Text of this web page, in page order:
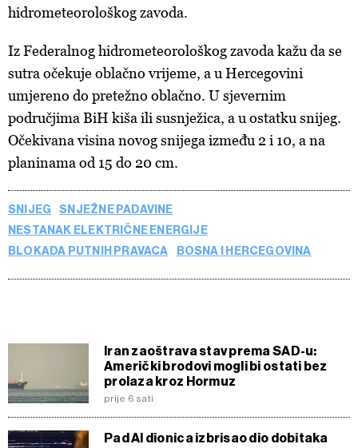
hidrometeorološkog zavoda.
Iz Federalnog hidrometeorološkog zavoda kažu da se
sutra očekuje oblačno vrijeme, a u Hercegovini
umjereno do pretežno oblačno. U sjevernim
područjima BiH kiša ili susnježica, a u ostatku snijeg.
Očekivana visina novog snijega između 2 i 10, a na
planinama od 15 do 20 cm.
SNIJEG
SNJEŽNE PADAVINE
NESTANAK ELEKTRIČNE ENERGIJE
BLOKADA PUTNIH PRAVACA
BOSNA I HERCEGOVINA
Iran zaoštrava stav prema SAD-u:
Američki brodovi mogli bi ostati bez
prolaza kroz Hormuz
prije 6 sati
Pad AI dionica izbrisao dio dobitaka